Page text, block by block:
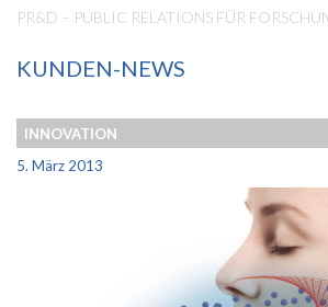
PR&D – PUBLIC RELATIONS FÜR
KUNDEN-NEWS
INNOVATION
5. März 2013